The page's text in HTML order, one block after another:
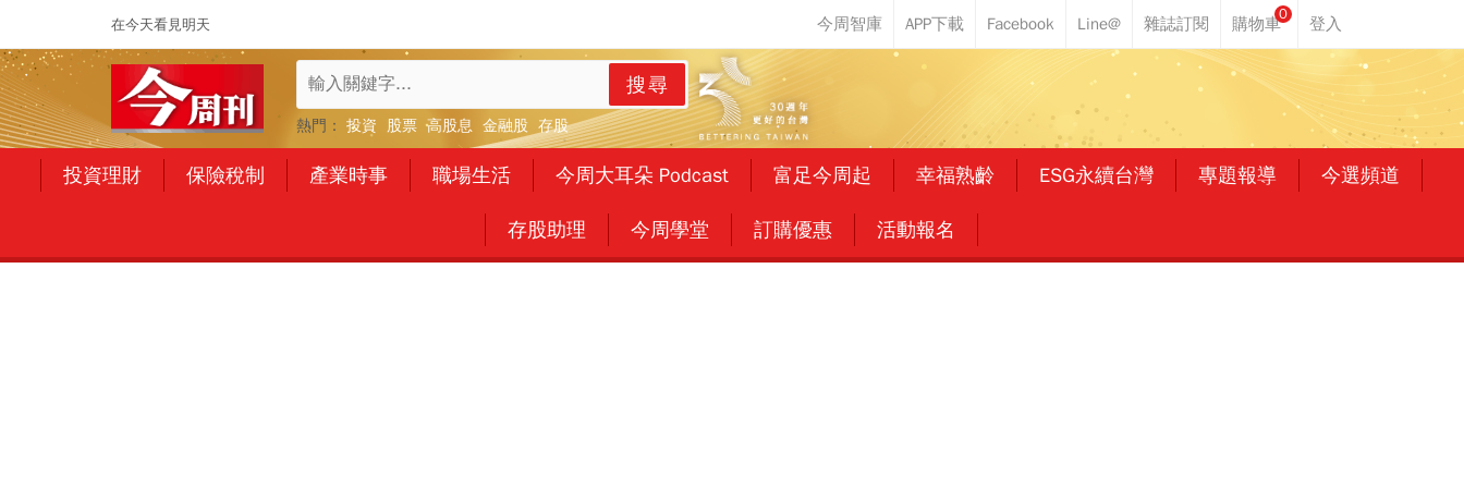
在今天看見明天
0
搜尋
熱門： 投資 股票 高股息 金融股 存股
投資理財 保險稅制 產業時事 職場生活 今周大耳朵 Podcast 富足今周起 幸福熟齡 ESG永續台灣 專題報導 今選頻道
存股助理 今周學堂 訂購優惠 活動報名